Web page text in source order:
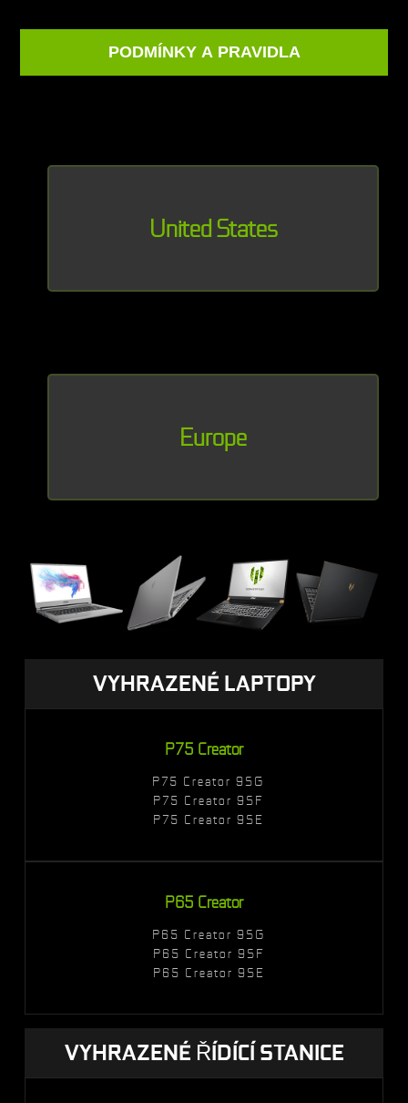
PODMÍNKY A PRAVIDLA
United States
Europe
VYHRAZENÉ LAPTOPY
P75 Creator
P75 Creator 9SG
P75 Creator 9SF
P75 Creator 9SE
P65 Creator
P65 Creator 9SG
P65 Creator 9SF
P65 Creator 9SE
VYHRAZENÉ ŘÍDÍCÍ STANICE